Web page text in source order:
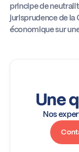
principe de
jurisprudence de la
économique sur
Une
Nos